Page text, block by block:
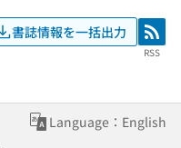
書誌情報を一括出力 RSS
RSS
Language：English